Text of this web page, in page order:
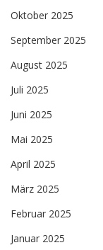
Oktober 2025
September 2025
August 2025
Juli 2025
Juni 2025
Mai 2025
April 2025
März 2025
Februar 2025
Januar 2025